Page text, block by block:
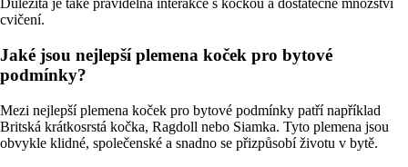
Důležitá je také pravidelná interakce s kočkou a dostatečné množství
cvičení.
Jaké jsou nejlepší plemena koček pro bytové
podmínky?
Mezi nejlepší plemena koček pro bytové podmínky patří například
Britská krátkosrstá kočka, Ragdoll nebo Siamka. Tyto plemena jsou
obvykle klidné, společenské a snadno se přizpůsobí životu v bytě.